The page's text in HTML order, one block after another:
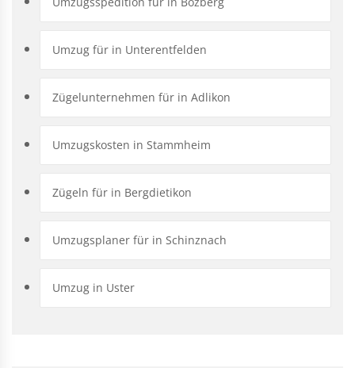
Umzug für in Unterentfelden
Zügelunternehmen für in Adlikon
Umzugskosten in Stammheim
Zügeln für in Bergdietikon
Umzugsplaner für in Schinznach
Umzug in Uster